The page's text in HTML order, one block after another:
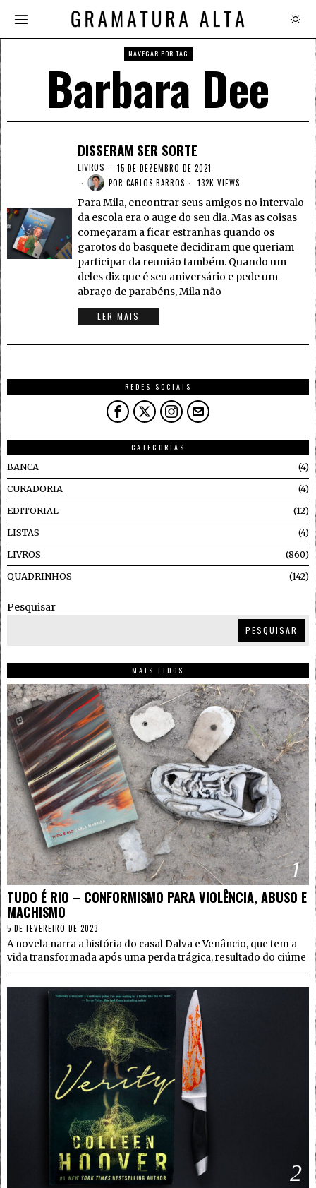
NAVEGAR POR TAG
Barbara Dee
DISSERAM SER SORTE
LIVROS
15 DE DEZEMBRO DE 2021
POR CARLOS BARROS 132K VIEWS
Para Mila, encontrar seus amigos no intervalo
da escola era o auge do seu dia. Mas as coisas
começaram a ficar estranhas quando os
garotos do basquete decidiram que queriam
participar da reunião também. Quando um
deles diz que é seu aniversário e pede um
abraço de parabéns, Mila não
LER MAIS
REDES SOCIAIS
CATEGORIAS
BANCA
4
CURADORIA 4
EDITORIAL 12
LISTAS 4
LIVROS 860
QUADRINHOS 142
Pesquisar
PESQUISAR
MAIS LIDOS
1
TUDO É RIO – CONFORMISMO PARA VIOLÊNCIA, ABUSO E
MACHISMO
5 DE FEVEREIRO DE 2023
A novela narra a história do casal Dalva e Venâncio, que tem a
vida transformada após uma perda trágica, resultado do ciúme
2